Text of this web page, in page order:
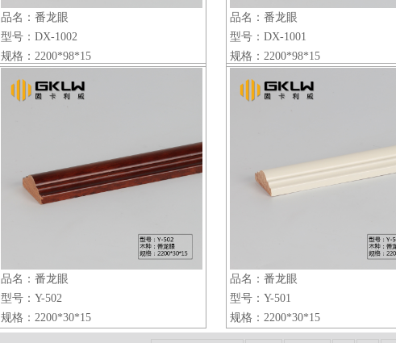
品名：番龙眼
型号：DX-1002
规格：2200*98*15
品名：番龙眼
型号：DX-1001
规格：2200*98*15
品名：番龙眼
型号：Y-502
规格：2200*30*15
品名：番龙眼
型号：Y-501
规格：2200*30*15